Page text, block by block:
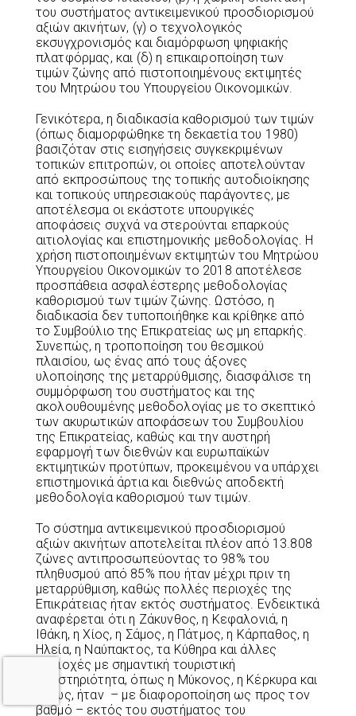
του συστήματος αντικειμενικού προσδιορισμού
αξιών ακινήτων, (γ) ο τεχνολογικός
εκσυγχρονισμός και διαμόρφωση ψηφιακής
πλατφόρμας, και (δ) η επικαιροποίηση των
τιμών ζώνης από πιστοποιημένους εκτιμητές
του Μητρώου του Υπουργείου Οικονομικών.
Γενικότερα, η διαδικασία καθορισμού των τιμών
(όπως διαμορφώθηκε τη δεκαετία του 1980)
βασιζόταν στις εισηγήσεις συγκεκριμένων
τοπικών επιτροπών, οι οποίες αποτελούνταν
από εκπροσώπους της τοπικής αυτοδιοίκησης
και τοπικούς υπηρεσιακούς παράγοντες, με
αποτέλεσμα οι εκάστοτε υπουργικές
αποφάσεις συχνά να στερούνται επαρκούς
αιτιολογίας και επιστημονικής μεθοδολογίας. Η
χρήση πιστοποιημένων εκτιμητών του Μητρώου
Υπουργείου Οικονομικών το 2018 αποτέλεσε
προσπάθεια ασφαλέστερης μεθοδολογίας
καθορισμού των τιμών ζώνης. Ωστόσο, η
διαδικασία δεν τυποποιήθηκε και κρίθηκε από
το Συμβούλιο της Επικρατείας ως μη επαρκής.
Συνεπώς, η τροποποίηση του θεσμικού
πλαισίου, ως ένας από τους άξονες
υλοποίησης της μεταρρύθμισης, διασφάλισε τη
συμμόρφωση του συστήματος και της
ακολουθουμένης μεθοδολογίας με το σκεπτικό
των ακυρωτικών αποφάσεων του Συμβουλίου
της Επικρατείας, καθώς και την αυστηρή
εφαρμογή των διεθνών και ευρωπαϊκών
εκτιμητικών προτύπων, προκειμένου να υπάρχει
επιστημονικά άρτια και διεθνώς αποδεκτή
μεθοδολογία καθορισμού των τιμών.
Το σύστημα αντικειμενικού προσδιορισμού
αξιών ακινήτων αποτελείται πλέον από 13.808
ζώνες αντιπροσωπεύοντας το 98% του
πληθυσμού από 85% που ήταν μέχρι πριν τη
μεταρρύθμιση, καθώς πολλές περιοχές της
Επικράτειας ήταν εκτός συστήματος. Ενδεικτικά
αναφέρεται ότι η Ζάκυνθος, η Κεφαλονιά, η
Ιθάκη, η Χίος, η Σάμος, η Πάτμος, η Κάρπαθος, η
Ηλεία, η Ναύπακτος, τα Κύθηρα και άλλες
περιοχές με σημαντική τουριστική
δραστηριότητα, όπως η Μύκονος, η Κέρκυρα και
η Κως, ήταν – με διαφοροποίηση ως προς τον
βαθμό – εκτός του συστήματος του